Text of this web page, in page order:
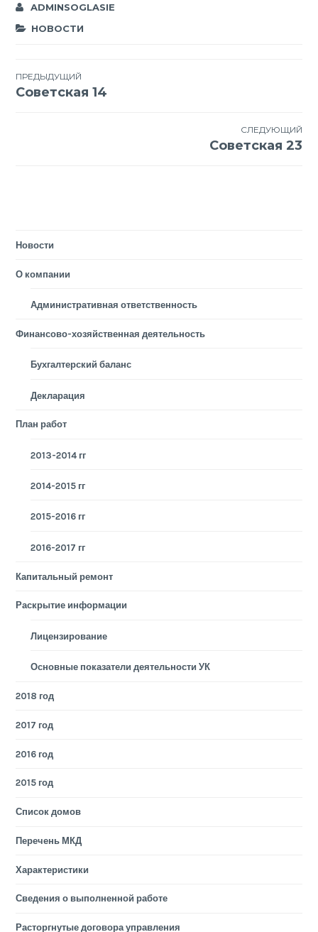
ADMINSOGLASIE
НОВОСТИ
Навигация
ПРЕДЫДУЩИЙ
Советская 14
СЛЕДУЮЩИЙ
Советская 23
Новости
О компании
Административная ответственность
Финансово-хозяйственная деятельность
Бухгалтерский баланс
Декларация
План работ
2013-2014 гг
2014-2015 гг
2015-2016 гг
2016-2017 гг
Капитальный ремонт
Раскрытие информации
Лицензирование
Основные показатели деятельности УК
2018 год
2017 год
2016 год
2015 год
Список домов
Перечень МКД
Характеристики
Сведения о выполненной работе
Расторгнутые договора управления